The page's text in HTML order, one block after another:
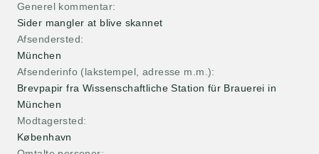
Generel kommentar
Sider mangler at blive skannet
Afsendersted
München
Afsenderinfo (lakstempel, adresse m.m.)
Brevpapir fra Wissenschaftliche Station für Brauerei in
München
Modtagersted
København